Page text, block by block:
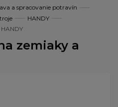
a spracovanie potravín
HANDY
zemiaky a